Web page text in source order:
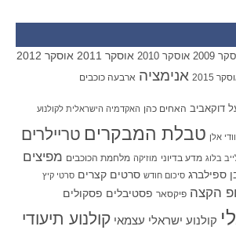
2009 אוסקר 2010 אוסקר 2011 אוסקר 2012
2015 אנימציה ארבעה כוכבים
דוקאביב האחים כהן האקדמיה הישראלית לקולנוע
וודי אלן טבלת המבקרים טריילרים
בלוג מדע בדיוני מוזיקה מלחמת הכוכבים מפיצים
ספילברג סיכום חודש סרטים קצרים סרטי קיץ
הקצה פיקסאר פסטיבלים פסקולים
קולנוע ישראלי עצמאי קולנוע תיעודי